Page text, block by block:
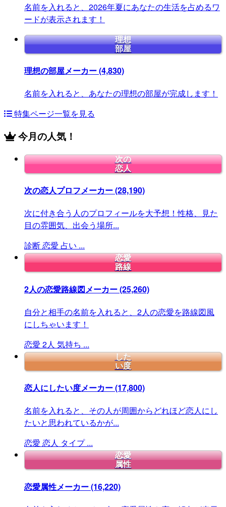
名前を入れると、2026年夏にあなたの生活を占めるワ
ードが表示されます！
理想
部屋
理想の部屋メーカー(4,830)
名前を入れると、あなたの理想の部屋が完成します！
特集ページ一覧を見る
今月の人気！
次の
恋人
次の恋人プロフメーカー(28,190)
次に付き合う人のプロフィールを大予想！性格、見た
目の雰囲気、出会う場所...
診断恋愛 占い ...
恋愛
路線
2人の恋愛路線図メーカー(25,260)
自分と相手の名前を入れると、2人の恋愛を路線図風
にしちゃいます！
恋愛 2人 気持ち ...
した
い度
恋人にしたい度メーカー(17,800)
名前を入れると、その人が周囲からどれほど恋人にし
たいと思われているかが...
恋愛 恋人 タイプ ...
恋愛
属性
恋愛属性メーカー(16,220)